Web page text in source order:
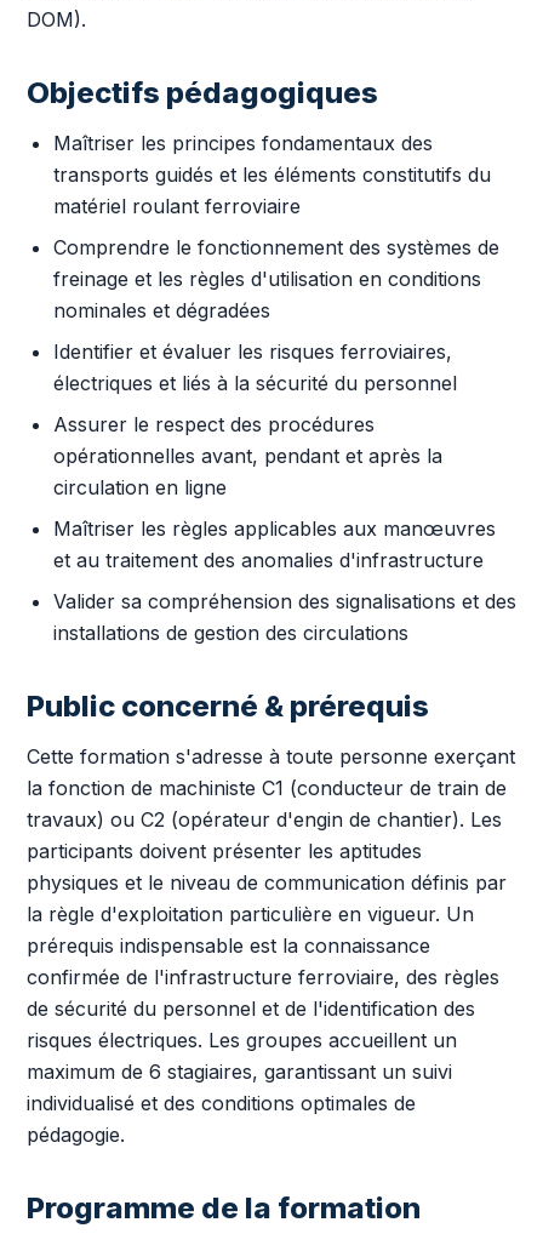
DOM).
Objectifs pédagogiques
Maîtriser les principes fondamentaux des
transports guidés et les éléments constitutifs du
matériel roulant ferroviaire
Comprendre le fonctionnement des systèmes de
freinage et les règles d'utilisation en conditions
nominales et dégradées
Identifier et évaluer les risques ferroviaires,
électriques et liés à la sécurité du personnel
Assurer le respect des procédures
opérationnelles avant, pendant et après la
circulation en ligne
Maîtriser les règles applicables aux manœuvres
et au traitement des anomalies d'infrastructure
Valider sa compréhension des signalisations et des
installations de gestion des circulations
Public concerné & prérequis
Cette formation s'adresse à toute personne exerçant
la fonction de machiniste C1 (conducteur de train de
travaux) ou C2 (opérateur d'engin de chantier). Les
participants doivent présenter les aptitudes
physiques et le niveau de communication définis par
la règle d'exploitation particulière en vigueur. Un
prérequis indispensable est la connaissance
confirmée de l'infrastructure ferroviaire, des règles
de sécurité du personnel et de l'identification des
risques électriques. Les groupes accueillent un
maximum de 6 stagiaires, garantissant un suivi
individualisé et des conditions optimales de
pédagogie.
Programme de la formation